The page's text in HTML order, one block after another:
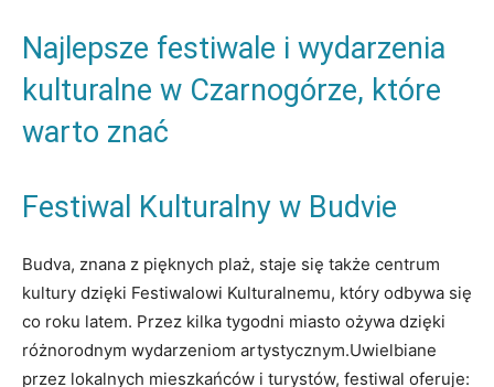
Najlepsze ​festiwale i ⁤wydarzenia⁤
kulturalne w Czarnogórze, które
warto znać
Festiwal Kulturalny w⁣ Budvie
Budva, znana z pięknych plaż,‍ staje się także centrum
kultury​ dzięki Festiwalowi Kulturalnemu,‌ który odbywa się
co ‍roku latem. ‍Przez kilka tygodni miasto ożywa dzięki
różnorodnym wydarzeniom artystycznym.Uwielbiane
przez lokalnych mieszkańców i turystów, ⁤festiwal oferuje: